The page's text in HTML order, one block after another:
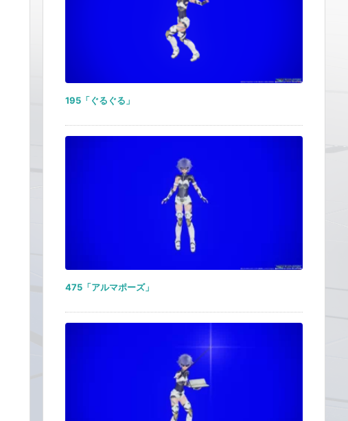
195「ぐるぐる」
475「アルマポーズ」